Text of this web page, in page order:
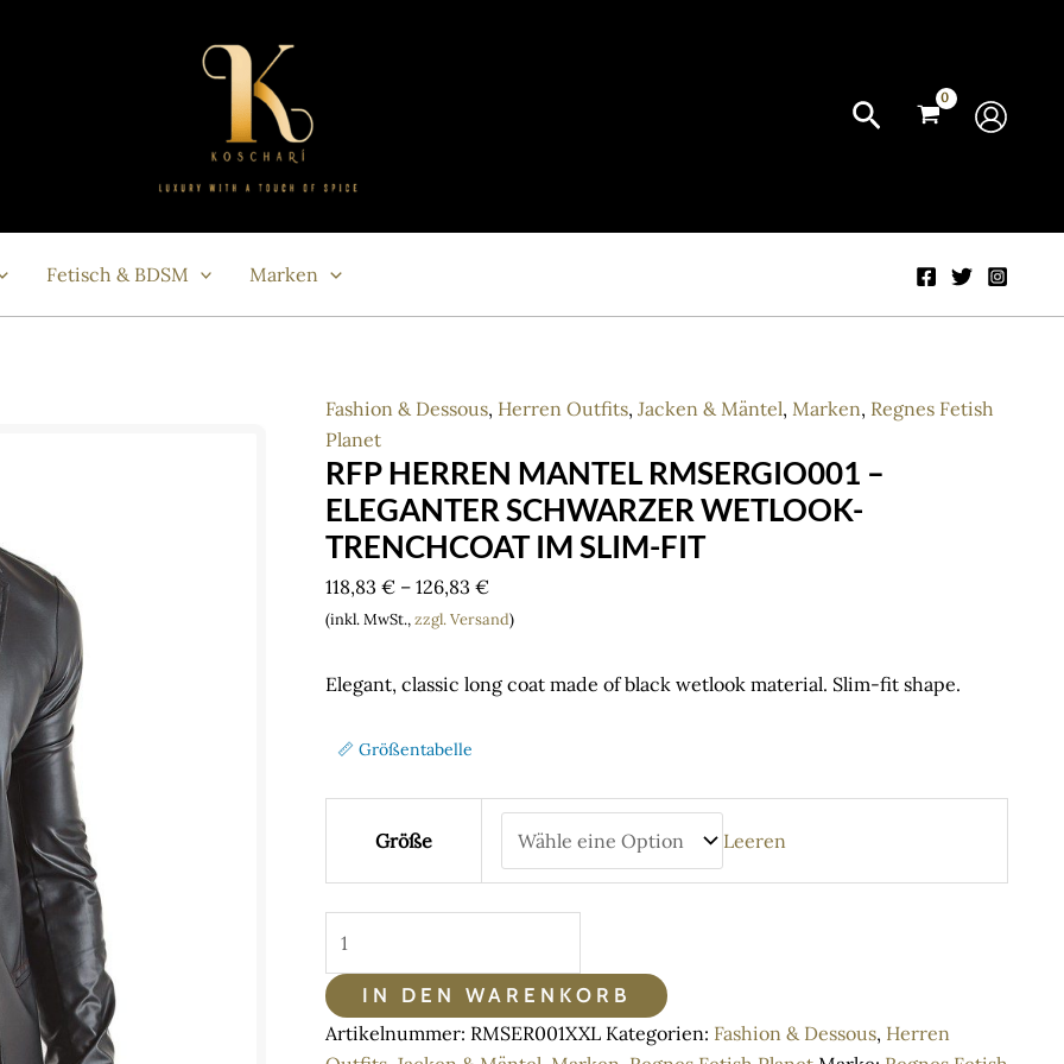
Fetisch & BDSM Marken
Fashion & Dessous, Herren Outfits, Jacken & Mäntel, Marken, Regnes Fetish
Planet
RFP HERREN MANTEL RMSERGIO001 –
ELEGANTER SCHWARZER WETLOOK-
TRENCHCOAT IM SLIM-FIT
118,83 € – 126,83 €Price
range:
through
(inkl. MwSt.,zzgl. Versand)
Elegant, classic long coat made of black wetlook material. Slim-fit shape.
📏 Größentabelle
Größe Leeren
Herren
Mantel
RMSergio001
IN DEN WARENKORB
Artikelnummer: RMSER001XXL Kategorien: Fashion & Dessous, Herren